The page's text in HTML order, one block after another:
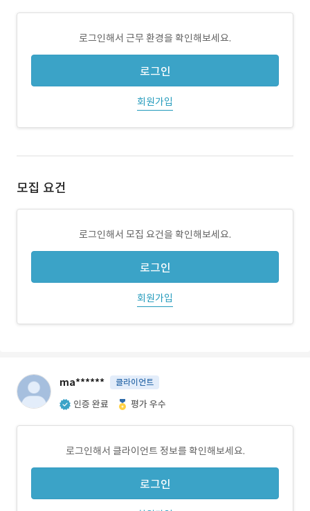
로그인해서 근무 환경을 확인해보세요.
로그인
회원가입
모집 요건
로그인해서 모집 요건을 확인해보세요.
로그인
회원가입
ma****** 클라이언트
인증 완료 평가 우수
로그인해서 클라이언트 정보를 확인해보세요.
로그인